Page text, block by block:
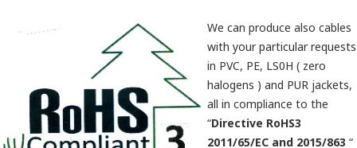
We can produce also cables
with your particular requests
in PVC, PE, LS0H ( zero
halogens ) and PUR jackets,
all in compliance to the
“Directive RoHS3
2011/65/EC and 2015/863 “